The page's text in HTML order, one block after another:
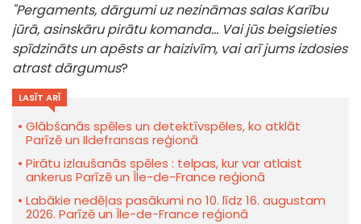
"Pergaments, dārgumi uz nezināmas salas Karību
jūrā, asinskāru pirātu komanda... Vai jūs beigsieties
spīdzināts un apēsts ar haizivīm, vai arī jums izdosies
atrast dārgumus?
LASĪT ARĪ
Glābšanās spēles un detektīvspēles, ko atklāt
Parīzē un Ildefransas reģionā
Pirātu izlaušanās spēles : telpas, kur var atlaist
ankerus Parīzē un Île-de-France reģionā
Labākie nedēļas pasākumi no 10. līdz 16. augustam
2026. Parīzē un Île-de-France reģionā